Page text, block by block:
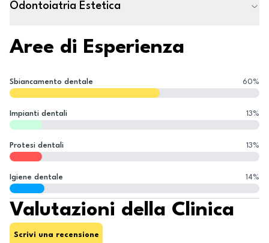
Odontoiatria Estetica
Aree di Esperienza
Sbiancamento dentale 60%
Impianti dentali 13%
Protesi dentali 13%
Igiene dentale 14%
Valutazioni della Clinica
Scrivi una recensione